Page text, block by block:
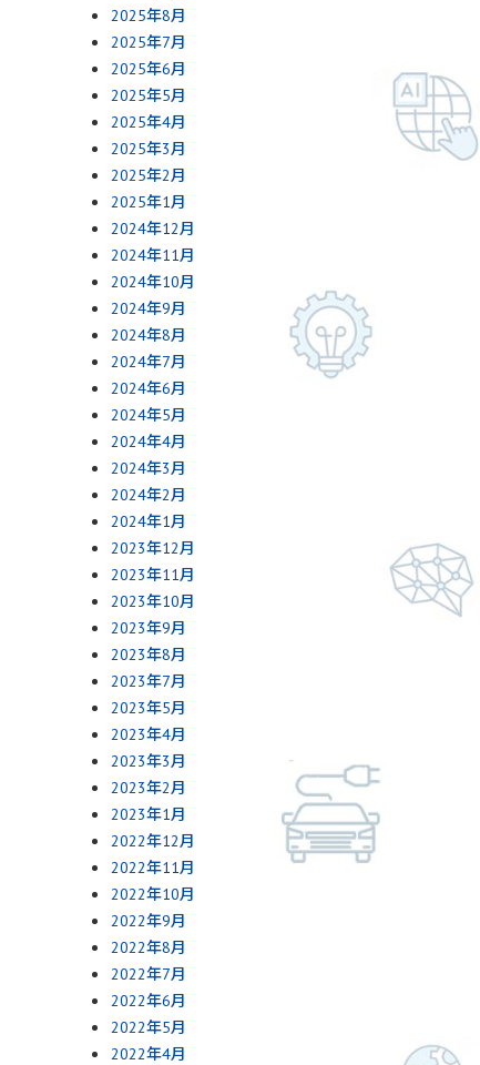
2025年8月
2025年7月
2025年6月
2025年5月
2025年4月
2025年3月
2025年2月
2025年1月
2024年12月
2024年11月
2024年10月
2024年9月
2024年8月
2024年7月
2024年6月
2024年5月
2024年4月
2024年3月
2024年2月
2024年1月
2023年12月
2023年11月
2023年10月
2023年9月
2023年8月
2023年7月
2023年5月
2023年4月
2023年3月
2023年2月
2023年1月
2022年12月
2022年11月
2022年10月
2022年9月
2022年8月
2022年7月
2022年6月
2022年5月
2022年4月